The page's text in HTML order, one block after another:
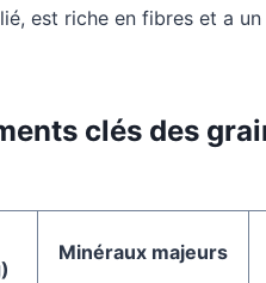
est riche en fibres et a
clés des
Minéraux majeurs